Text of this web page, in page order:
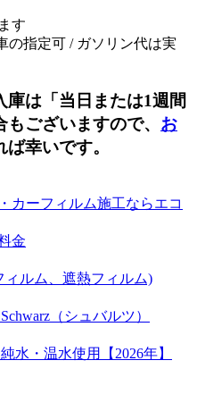
す
の指定可 / ガソリン代は実
は「当日または1週間
ございますので、 お
幸いです。
カーフィルム施工ならエコ
金
ィルム、遮熱フィルム)
（シュバルツ）
水・温水使用【2026年】